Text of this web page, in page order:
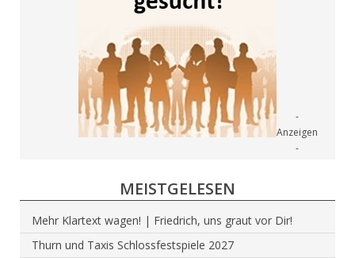
MEISTGELESEN
Mehr Klartext wagen! | Friedrich, uns graut vor Dir!
Thurn und Taxis Schlossfestspiele 2027